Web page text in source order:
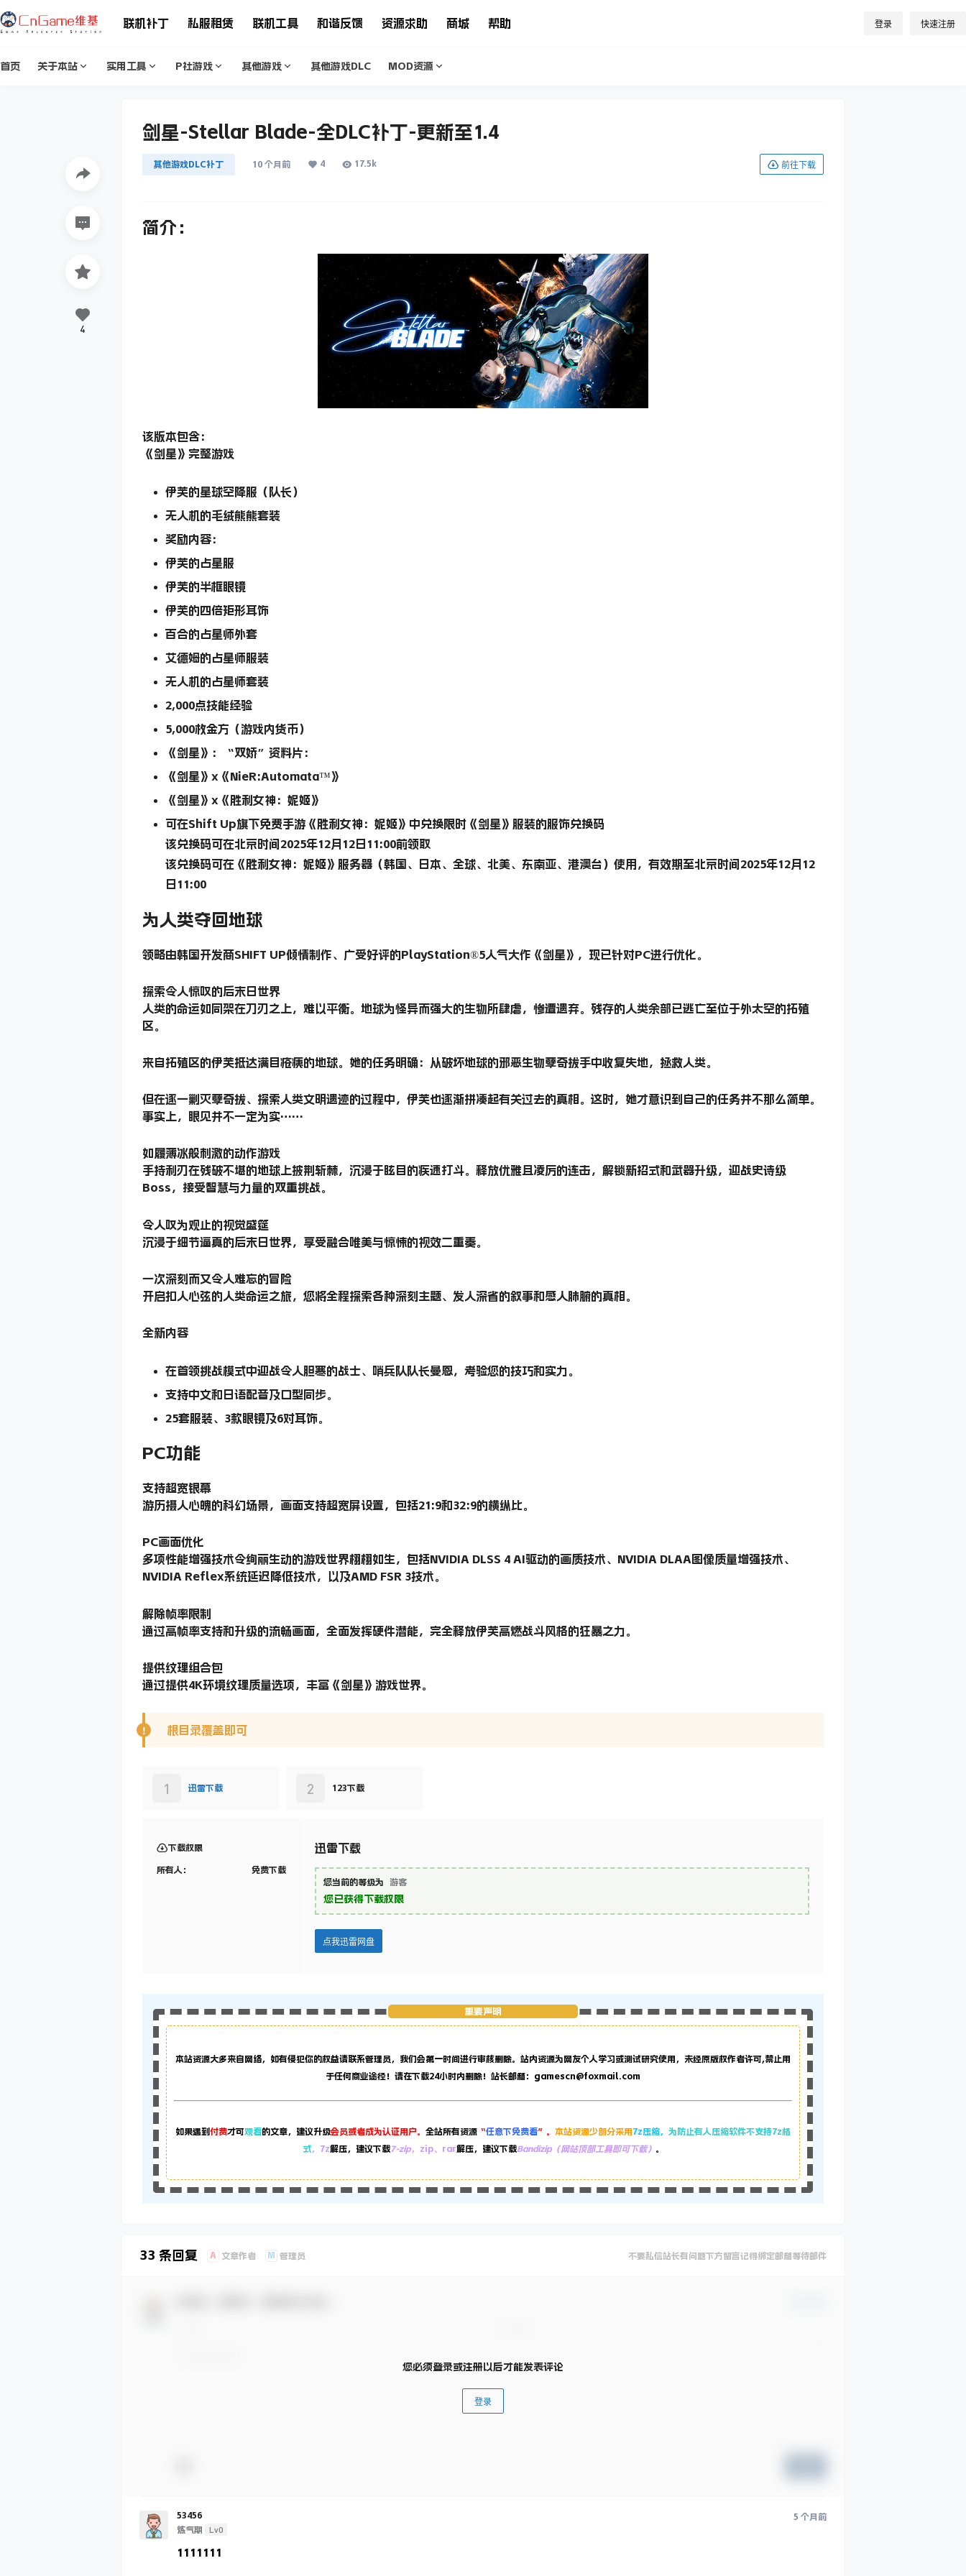
联机补丁 私服租赁 联机工具 和谐反馈 资源求助 商城 帮助 登录 快速注册
首页 关于本站 实用工具 P社游戏 其他游戏 其他游戏DLC MOD资源
剑星-Stellar Blade-全DLC补丁-更新至1.4
其他游戏DLC补丁 10 个月前 4 17.5k 前往下载
简介：
该版本包含：
《剑星》完整游戏
伊芙的星球空降服（队长）
无人机的毛绒熊熊套装
奖励内容：
伊芙的占星服
伊芙的半框眼镜
伊芙的四倍矩形耳饰
百合的占星师外套
艾德姆的占星师服装
无人机的占星师套装
2,000点技能经验
5,000枚金方（游戏内货币）
《剑星》：“双娇”资料片：
《剑星》x《NieR:Automata™》
《剑星》x《胜利女神：妮姬》
可在Shift Up旗下免费手游《胜利女神：妮姬》中兑换限时《剑星》服装的服饰兑换码
该兑换码可在北京时间2025年12月12日11:00前领取
该兑换码可在《胜利女神：妮姬》服务器（韩国、日本、全球、北美、东南亚、港澳台）使用，有效期至北京时间2025年12月12
日11:00
为人类夺回地球
领略由韩国开发商SHIFT UP倾情制作、广受好评的PlayStation®5人气大作《剑星》，现已针对PC进行优化。
探索令人惊叹的后末日世界
人类的命运如同架在刀刃之上，难以平衡。地球为怪异而强大的生物所肆虐，惨遭遗弃。残存的人类余部已逃亡至位于外太空的拓殖
区。
来自拓殖区的伊芙抵达满目疮痍的地球。她的任务明确：从破坏地球的邪恶生物孽奇拔手中收复失地，拯救人类。
但在逐一剿灭孽奇拔、探索人类文明遗迹的过程中，伊芙也逐渐拼凑起有关过去的真相。这时，她才意识到自己的任务并不那么简单。
事实上，眼见并不一定为实……
如履薄冰般刺激的动作游戏
手持利刃在残破不堪的地球上披荆斩棘，沉浸于眩目的疾速打斗。释放优雅且凌厉的连击，解锁新招式和武器升级，迎战史诗级
Boss，接受智慧与力量的双重挑战。
令人叹为观止的视觉盛筵
沉浸于细节逼真的后末日世界，享受融合唯美与惊悚的视效二重奏。
一次深刻而又令人难忘的冒险
开启扣人心弦的人类命运之旅，您将全程探索各种深刻主题、发人深省的叙事和感人肺腑的真相。
全新内容
在首领挑战模式中迎战令人胆寒的战士、哨兵队队长曼恩，考验您的技巧和实力。
支持中文和日语配音及口型同步。
25套服装、3款眼镜及6对耳饰。
PC功能
支持超宽银幕
游历摄人心魄的科幻场景，画面支持超宽屏设置，包括21:9和32:9的横纵比。
PC画面优化
多项性能增强技术令绚丽生动的游戏世界栩栩如生，包括NVIDIA DLSS 4 AI驱动的画质技术、NVIDIA DLAA图像质量增强技术、
NVIDIA Reflex系统延迟降低技术，以及AMD FSR 3技术。
解除帧率限制
通过高帧率支持和升级的流畅画面，全面发挥硬件潜能，完全释放伊芙高燃战斗风格的狂暴之力。
提供纹理组合包
通过提供4K环境纹理质量选项，丰富《剑星》游戏世界。
根目录覆盖即可
迅雷下载
1 123下载
2
下载权限
所有人： 免费下载
迅雷下载
您当前的等级为 游客
您已获得下载权限
点我迅雷网盘
重要声明
本站资源大多来自网络，如有侵犯你的权益请联系管理员， 我们会第一时间进行审核删除。站内资源为网友个人学习或测试研究使用，未经原版权作者许可,禁止用
于任何商业途径！请在下载24小时内删除！站长邮箱：gamescn@foxmail.com
如果遇到 付费才可观看的文章，建议升级会员或者成为认证用户。 全站所有资源 “任意下免费看”。 本站资源少部分采用 7z压缩， 为防止有人压缩软件不支持7z格
式，7z解压，建议下载7-zip，zip、rar解压，建议下载Bandizip（网站顶部工具即可下载） 。
4
33 条回复 A 文章作者 M 管理员 不要私信站长有问题下方留言记得绑定邮箱等待邮件
您必须登录或注册以后才能发表评论
登录
53456
炼气期
Lv0
5 个月前
1111111